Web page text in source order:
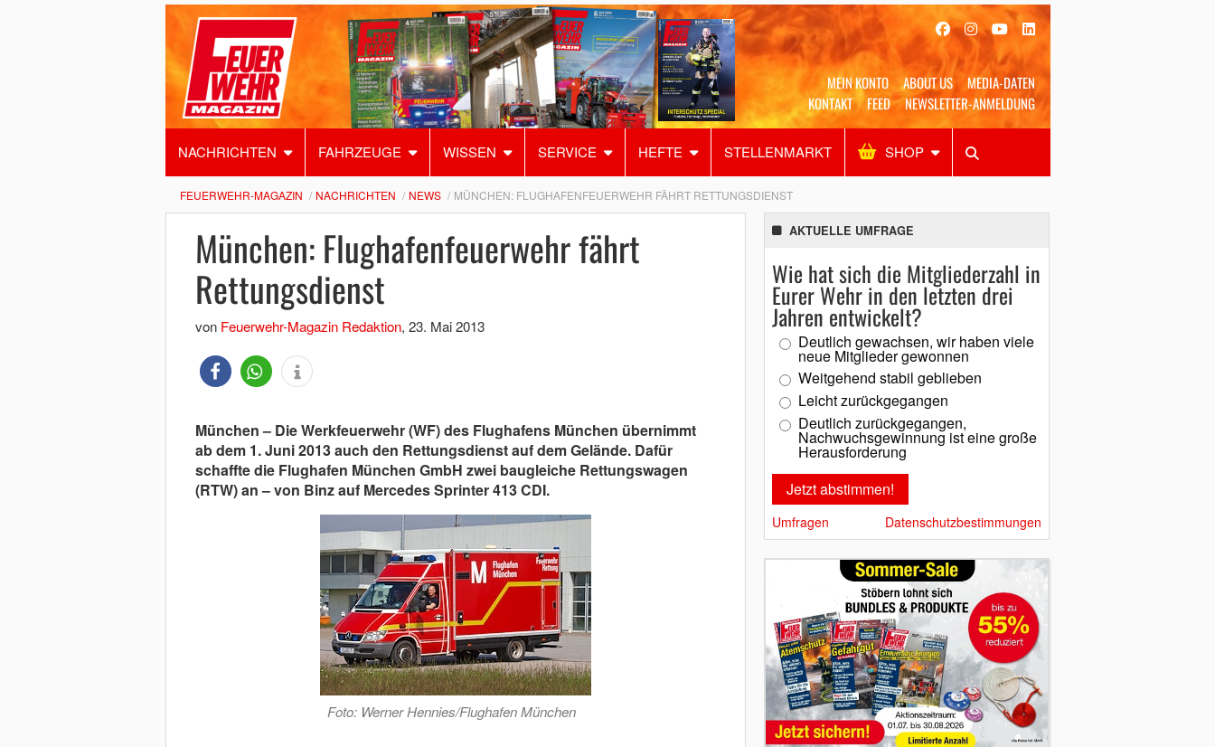
MEIN KONTO ABOUT US
MEDIA-DATEN
KONTAKT
FEED NEWSLETTER-ANMELDUNG
NACHRICHTEN FAHRZEUGE WISSEN SERVICE HEFTE STELLENMARKT SHOP
Alles Shop SUCHEN
FEUERWEHR-MAGAZIN NACHRICHTEN NEWS MÜNCHEN: FLUGHAFENFEUERWEHR FÄHRT RETTUNGSDIENST
München: Flughafenfeuerwehr fährt
Rettungsdienst
von Feuerwehr-Magazin Redaktion, 23. Mai 2013
München – Die Werkfeuerwehr (WF) des Flughafens München übernimmt
ab dem 1. Juni 2013 auch den Rettungsdienst auf dem Gelände. Dafür
schaffte die Flughafen München GmbH zwei baugleiche Rettungswagen
(RTW) an – von Binz auf Mercedes Sprinter 413 CDI.
Foto: Werner Hennies/Flughafen München
AKTUELLE UMFRAGE
Wie hat sich die Mitgliederzahl in
Eurer Wehr in den letzten drei
Jahren entwickelt?
Deutlich gewachsen, wir haben viele
neue Mitglieder gewonnen
Weitgehend stabil geblieben
Leicht zurückgegangen
Deutlich zurückgegangen,
Nachwuchsgewinnung ist eine große
Herausforderung
Umfragen Datenschutzbestimmungen